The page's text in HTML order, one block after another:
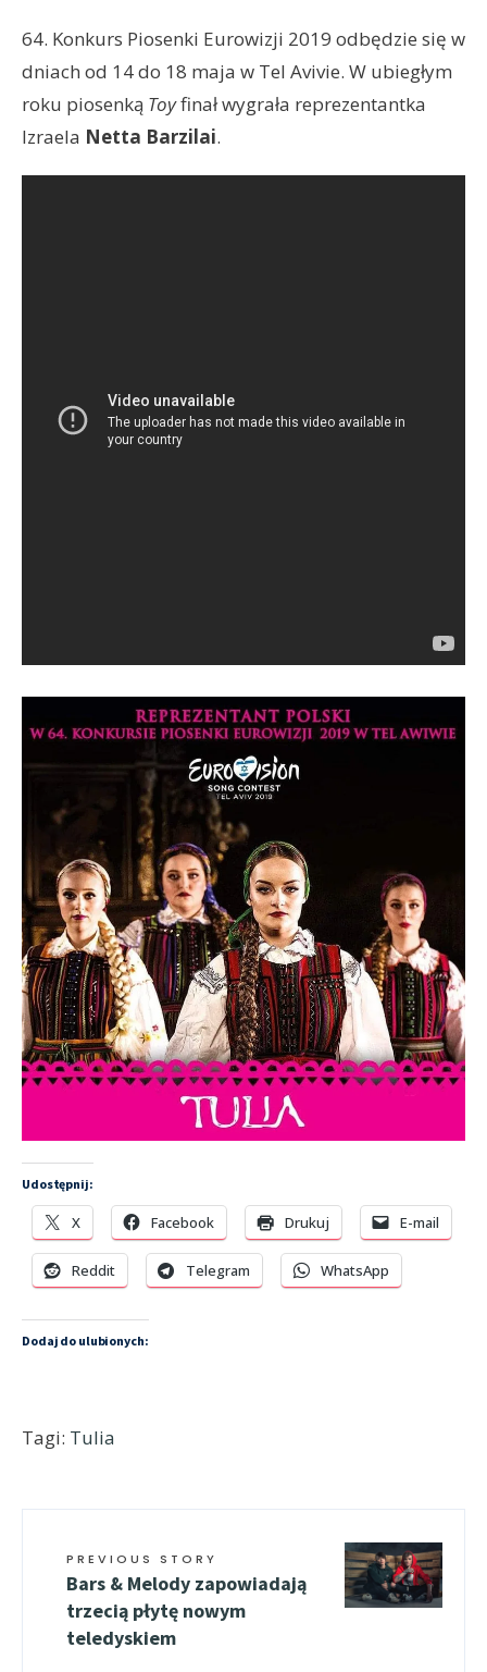
64. Konkurs Piosenki Eurowizji 2019 odbędzie się w
dniach od 14 do 18 maja w Tel Avivie. W ubiegłym
roku piosenką Toyfinał wygrała reprezentantka
Izraela Netta Barzilai.
Udostępnij:
X Facebook Drukuj E-mail
Reddit Telegram WhatsApp
Dodaj do ulubionych:
Tagi: Tulia
PREVIOUS STORY
Bars & Melody zapowiadają
trzecią płytę nowym
teledyskiem